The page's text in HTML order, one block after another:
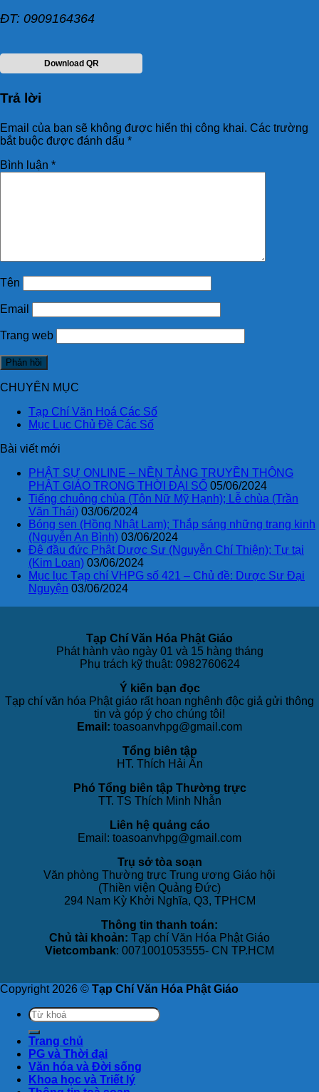
ĐT: 0909164364
Download QR
Trả lời
Email của bạn sẽ không được hiển thị công khai. Các trường
bắt buộc được đánh dấu *
Bình luận *
Tên
Email
Trang web
CHUYÊN MỤC
Tạp Chí Văn Hoá Các Số
Mục Lục Chủ Đề Các Số
Bài viết mới
PHẬT SỰ ONLINE – NỀN TẢNG TRUYỀN THÔNG
PHẬT GIÁO TRONG THỜI ĐẠI SỐ 05/06/2024
Tiếng chuông chùa (Tôn Nữ Mỹ Hạnh); Lễ chùa (Trần
Văn Thái) 03/06/2024
Bóng sen (Hồng Nhật Lam); Thắp sáng những trang kinh
(Nguyễn An Bình) 03/06/2024
Đê đầu đức Phật Dược Sư (Nguyễn Chí Thiện); Tự tại
(Kim Loan) 03/06/2024
Mục lục Tạp chí VHPG số 421 – Chủ đề: Dược Sư Đại
Nguyện 03/06/2024
Tạp Chí Văn Hóa Phật Giáo
Phát hành vào ngày 01 và 15 hàng tháng
Phụ trách kỹ thuật: 0982760624
Ý kiến bạn đọc
Tạp chí văn hóa Phật giáo rất hoan nghênh độc giả gửi thông
tin và góp ý cho chúng tôi!
Email: toasoanvhpg@gmail.com
Tổng biên tập
HT. Thích Hải Ấn
Phó Tổng biên tập Thường trực
TT. TS Thích Minh Nhẫn
Liên hệ quảng cáo
Email: toasoanvhpg@gmail.com
Trụ sở tòa soạn
Văn phòng Thường trực Trung ương Giáo hội
(Thiền viện Quảng Đức)
294 Nam Kỳ Khởi Nghĩa, Q3, TPHCM
Thông tin thanh toán:
Chủ tài khoản: Tạp chí Văn Hóa Phật Giáo
Vietcombank: 0071001053555- CN TP.HCM
Copyright 2026 © Tạp Chí Văn Hóa Phật Giáo
Trang chủ
PG và Thời đại
Văn hóa và Đời sống
Khoa học và Triết lý